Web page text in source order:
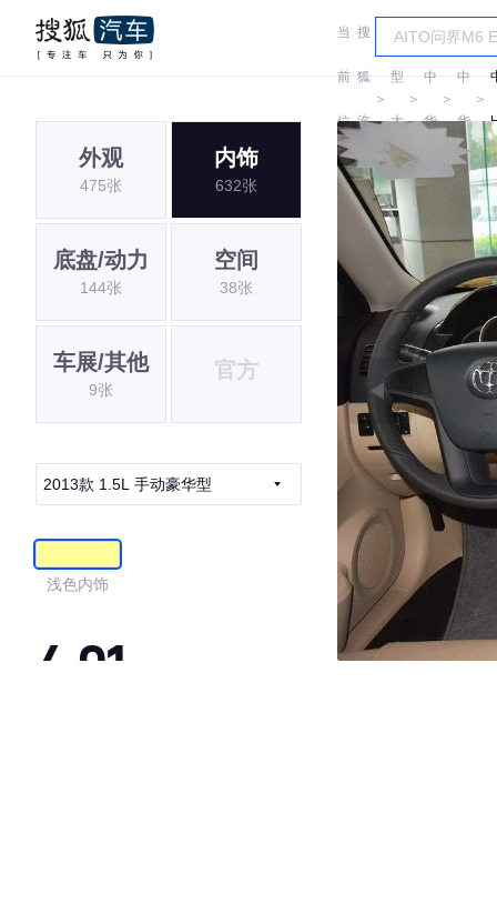
当
前
位
置:
搜
狐
汽
车
＞
车
型
大
全
＞
中
华
＞
中
华
＞
外观
475张
内饰
632张
底盘/动力
144张
空间
38张
车展/其他
9张
官方
2013款 1.5L 手动豪华型
浅色内饰
4.01